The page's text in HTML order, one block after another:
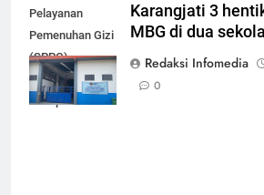
Pelayanan
Pemenuhan Gizi
(SPPG)
Karangjati 3 di
Kabupaten Blora
Karangjati 3
MBG di dua
Redaksi Infomedia
0